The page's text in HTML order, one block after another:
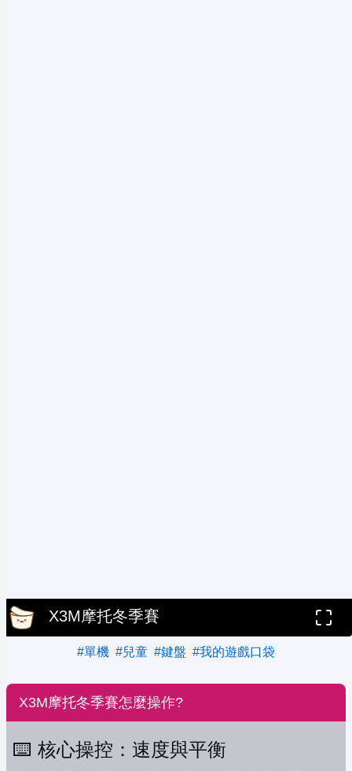
X3M摩托冬季賽
#單機 #兒童 #鍵盤 #我的遊戲口袋
X3M摩托冬季賽怎麼操作?
⌨️ 核心操控：速度與平衡